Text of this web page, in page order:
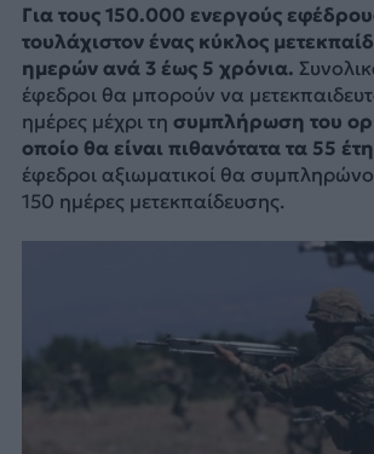
Για τους 150.000 ενεργούς
τουλάχιστον ένας κύκλος
ημερών ανά 3 έως 5 χρόνια.
έφεδροι θα μπορούν να
ημέρες μέχρι τη συμπλήρωση του
οποίο θα είναι πιθανότατα τα 55 έτη
έφεδροι αξιωματικοί θα
150 ημέρες μετεκπαίδευσης.